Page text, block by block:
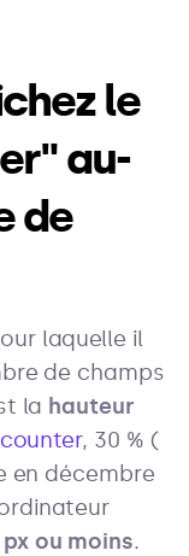
le
au-
de
laquelle il
de champs
la hauteur
, 30 % (
en décembre
px ou moins.